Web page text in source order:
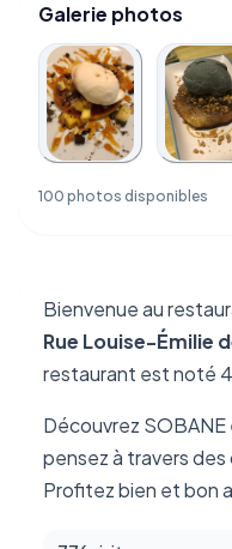
Galerie photos
100 photos disponibles
Bienvenue au
Rue Louise-Émilie
restaurant est noté
Découvrez
pensez à travers
Profitez bien et bon